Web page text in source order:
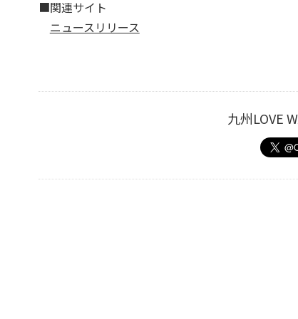
■関連サイト
ニュースリリース
九州LOVE